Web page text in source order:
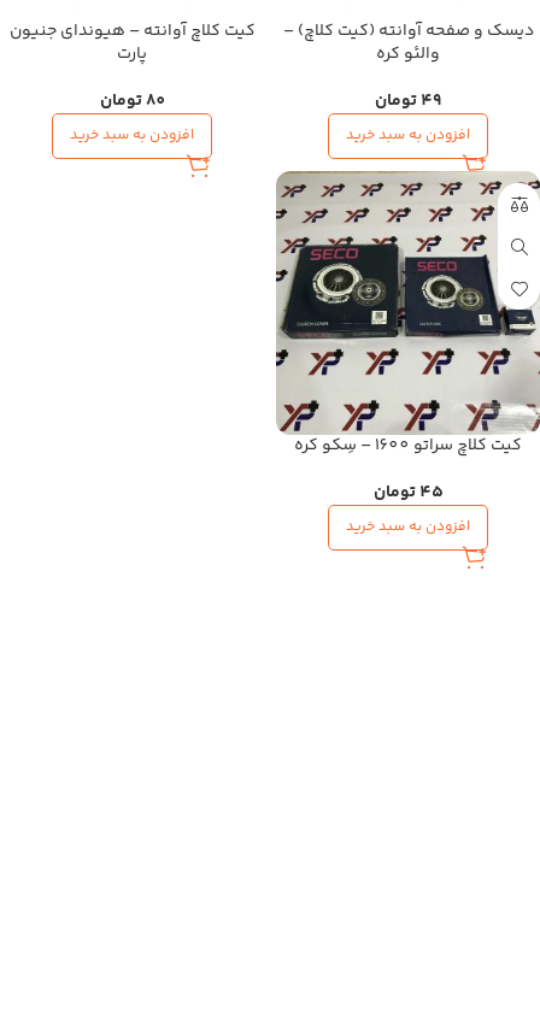
دیسک و صفحه آوانته (کیت کلاچ) –
والئو کره
49تومان
افزودن به سبد خرید
کیت کلاچ آوانته – هیوندای جنیون
پارت
80تومان
افزودن به سبد خرید
کیت کلاچ سراتو 1600 – سِکو کره
45 تومان
افزودن به سبد خرید